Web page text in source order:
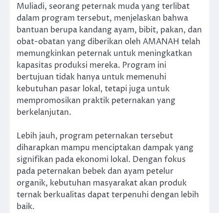
Muliadi, seorang peternak muda yang terlibat
dalam program tersebut, menjelaskan bahwa
bantuan berupa kandang ayam, bibit, pakan, dan
obat-obatan yang diberikan oleh AMANAH telah
memungkinkan peternak untuk meningkatkan
kapasitas produksi mereka. Program ini
bertujuan tidak hanya untuk memenuhi
kebutuhan pasar lokal, tetapi juga untuk
mempromosikan praktik peternakan yang
berkelanjutan.
Lebih jauh, program peternakan tersebut
diharapkan mampu menciptakan dampak yang
signifikan pada ekonomi lokal. Dengan fokus
pada peternakan bebek dan ayam petelur
organik, kebutuhan masyarakat akan produk
ternak berkualitas dapat terpenuhi dengan lebih
baik.